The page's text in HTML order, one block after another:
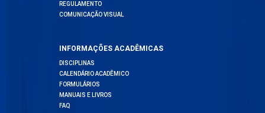
REGULAMENTO
COMUNICAÇÃO VISUAL
INFORMAÇÕES ACADÊMICAS
DISCIPLINAS
CALENDÁRIO ACADÊMICO
FORMULÁRIOS
MANUAIS E LIVROS
FAQ